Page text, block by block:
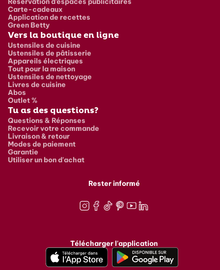
Carte-cadeaux
Application de recettes
Green Betty
Vers la boutique en ligne
Ustensiles de cuisine
Ustensiles de pâtisserie
Appareils électriques
Tout pour la maison
Ustensiles de nettoyage
Livres de cuisine
Abos
Outlet %
Tu as des questions?
Questions & Réponses
Recevoir votre commande
Livraison & retour
Modes de paiement
Garantie
Utiliser un bon d'achat
Rester informé
Télécharger l'application